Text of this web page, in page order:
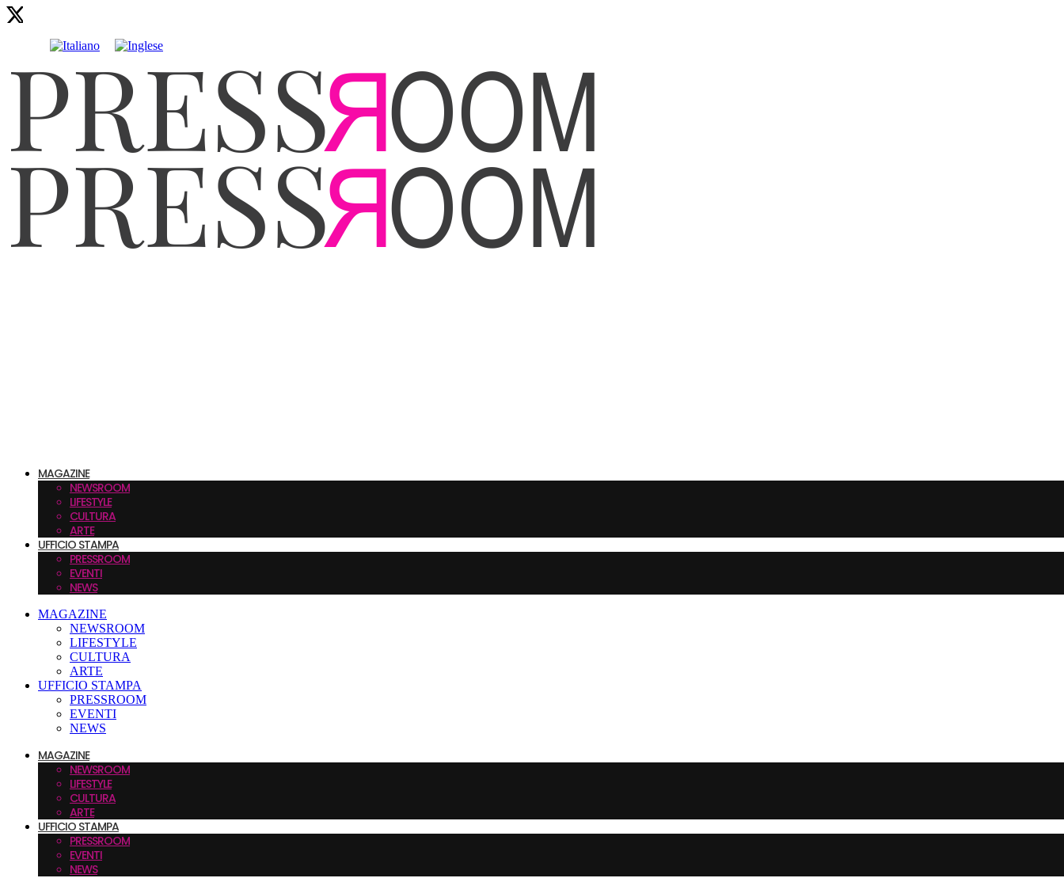
MAGAZINE
NEWSROOM
LIFESTYLE
CULTURA
ARTE
UFFICIO STAMPA
PRESSROOM
EVENTI
NEWS
MAGAZINE
NEWSROOM
LIFESTYLE
CULTURA
ARTE
UFFICIO STAMPA
PRESSROOM
EVENTI
NEWS
MAGAZINE
NEWSROOM
LIFESTYLE
CULTURA
ARTE
UFFICIO STAMPA
PRESSROOM
EVENTI
NEWS